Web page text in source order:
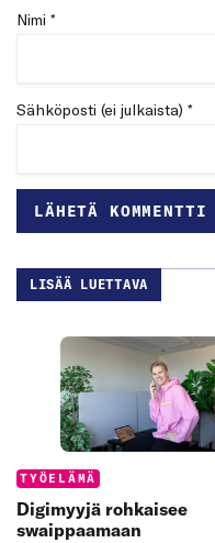
Nimi *
Sähköposti (ei julkaista) *
LISÄÄ LUETTAVA
Categories:
TYÖELÄMÄ
Digimyyjä rohkaisee
swaippaamaan